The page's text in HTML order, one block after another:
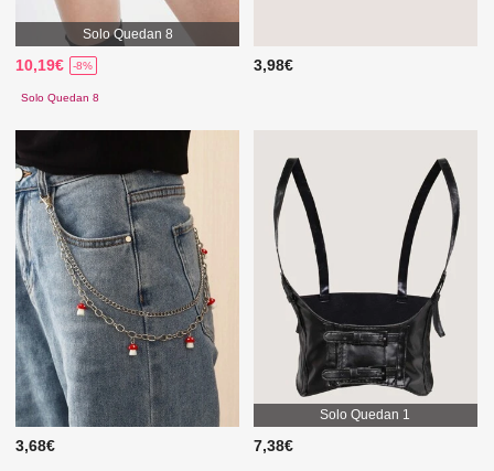
Solo Quedan 8
10,19€ -8%
Solo Quedan 8
3,98€
3,68€
Solo Quedan 1
7,38€